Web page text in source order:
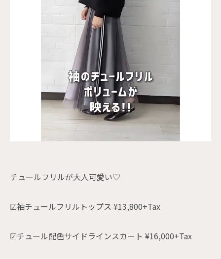
チュールフリルが大人可愛い♡
☑袖チュールフリルトップス ¥13,800+Tax
☑チュール配色サイドラインスカート ¥16,000+Tax